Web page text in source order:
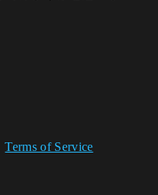
Terms of Service